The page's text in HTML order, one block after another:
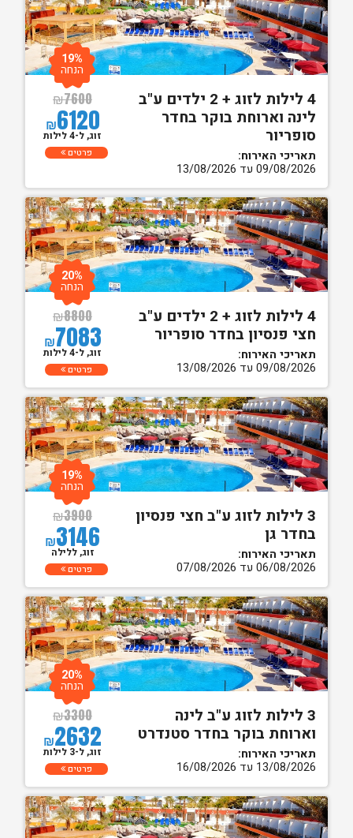
4 לילות לזוג + 2 ילדים ע"ב
לינה וארוחת בוקר בחדר
סופריור
תאריכי האירוח:
09/08/2026 עד 13/08/2026
₪7600
₪6120
19%
הנחה
זוג, ל-4 לילות
פרטים
4 לילות לזוג + 2 ילדים ע"ב
חצי פנסיון בחדר סופריור
תאריכי האירוח:
09/08/2026 עד 13/08/2026
₪8800
₪7083
20%
הנחה
זוג, ל-4 לילות
פרטים
3 לילות לזוג ע"ב חצי פנסיון
בחדר גן
תאריכי האירוח:
06/08/2026 עד 07/08/2026
₪3900
₪3146
19%
הנחה
זוג, ללילה
פרטים
3 לילות לזוג ע"ב לינה
וארוחת בוקר בחדר סטנדרט
תאריכי האירוח:
13/08/2026 עד 16/08/2026
₪3300
₪2632
20%
הנחה
זוג, ל-3 לילות
פרטים